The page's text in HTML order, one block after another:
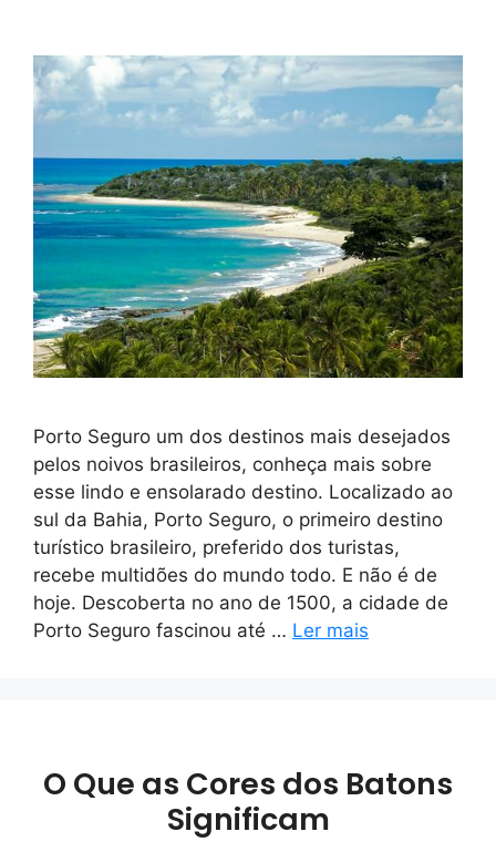
Porto Seguro um dos destinos mais desejados
pelos noivos brasileiros, conheça mais sobre
esse lindo e ensolarado destino. Localizado ao
sul da Bahia, Porto Seguro, o primeiro destino
turístico brasileiro, preferido dos turistas,
recebe multidões do mundo todo. E não é de
hoje. Descoberta no ano de 1500, a cidade de
Porto Seguro fascinou até … Ler mais
O Que as Cores dos Batons
Significam